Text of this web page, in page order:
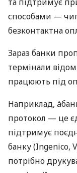
способами —
безконтактна
Зараз банки
термінали
працюють під
Наприклад,
протокол — це
підтримує
банку (Ingenico,
потрібно